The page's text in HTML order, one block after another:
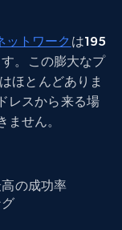
ットワーク は195
。この膨大なプ
ほとんどありま
レスから来る場
せん。
の成功率